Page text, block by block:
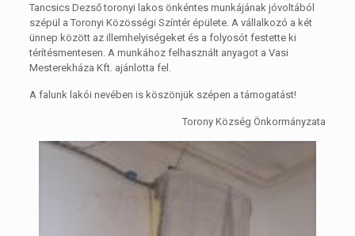
Tancsics Dezső toronyi lakos önkéntes munkájának jóvoltából
szépül a Toronyi Közösségi Színtér épülete. A vállalkozó a két
ünnep között az illemhelyiségeket és a folyosót festette ki
térítésmentesen. A munkához felhasznált anyagot a Vasi
Mesterekháza Kft. ajánlotta fel.
A falunk lakói nevében is köszönjük szépen a támogatást!
Torony Község Önkormányzata